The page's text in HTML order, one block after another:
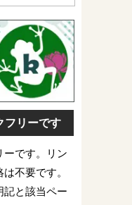
フリーです
ーです。リン
不要です。
記と該当ペー